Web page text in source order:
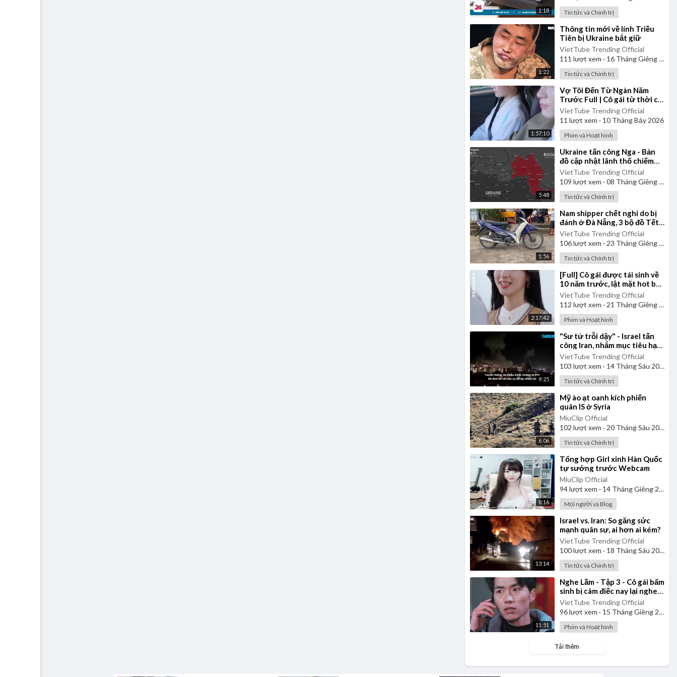
1:18 Tin tức và Chính trị
1:22
⁣Thông tin mới về lính Triều
Tiên bị Ukraine bắt giữ
VietTube Trending Official
111 lượt xem · 16 Tháng Giêng 2025
Tin tức và Chính trị
1:57:10
⁣Vợ Tôi Đến Từ Ngàn Năm
Trước Full | Cô gái từ thời cổ
đại xuyên đến thời hiện đại |
Review Phim
VietTube Trending Official
11 lượt xem · 10 Tháng Bảy 2026
Phim và Hoạt hình
5:48
⁣Ukraine tấn công Nga - Bản
đồ cập nhật lãnh thổ chiếm
đóng Kursk từ ngày
06/08/2024 đến 06/01/2025
VietTube Trending Official
109 lượt xem · 08 Tháng Giêng 2025
Tin tức và Chính trị
1:56
⁣Nam shipper chết nghi do bị
đánh ở Đà Nẵng, 3 bộ đồ Tết
còn chưa kịp mặc
VietTube Trending Official
106lượt xem · 23 Tháng Giêng 2025
Tin tức và Chính trị
2:17:42
⁣[Full] Cô gái được tái sinh về
10 năm trước, lật mặt hot boy
của trường là kẻ mưu mô độc
ác
VietTube Trending Official
112 lượt xem · 21 Tháng Giêng 2025
Phim và Hoạt hình
9:25
⁣"Sư tử trỗi dậy" - Israel tấn
công Iran, nhắm mục tiêu hạt
nhân, tên lửa, chỉ huy
VietTube Trending Official
103 lượt xem · 14 Tháng Sáu 2025
Tin tức và Chính trị
6:06
⁣Mỹ ào ạt oanh kích phiến
quân IS ở Syria
MiuClip Official
102 lượt xem · 20 Tháng Sáu 2025
Tin tức và Chính trị
8:16
⁣Tổng hợp Girl xinh Hàn Quốc
tự sướng trước Webcam
MiuClip Official
94lượt xem · 14 Tháng Giêng 2025
Mọi người và Blog
13:14
⁣Israel vs. Iran: So găng sức
mạnh quân sự, ai hơn ai kém?
VietTube Trending Official
100lượt xem · 18 Tháng Sáu 2025
Tin tức và Chính trị
11:51
⁣Nghe Lầm - Tập 3 - Cô gái bẩm
sinh bị câm điếc nay lại nghe
được, vừa hay biết được bí
mật động trời
VietTube Trending Official
96lượt xem · 15 Tháng Giêng 2025
Phim và Hoạt hình
Tải thêm